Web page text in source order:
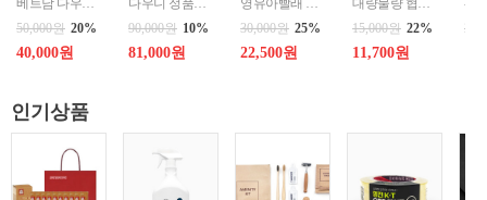
50,000원 20%
40,000원
90,000원 10%
81,000원
30,000원 25%
22,500원
15,000원 22%
11,700원
인기상품